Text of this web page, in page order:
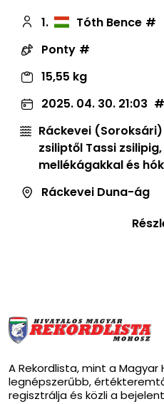
1.
Tóth Bence
Ponty
15,55 kg
2025. 04. 30. 21:03
Ráckevei
zsiliptől Tassi
mellékágakkal és
Ráckevei Duna-ág
A Rekordlista, mint a Magyar
legnépszerűbb,
regisztrálja és közli a